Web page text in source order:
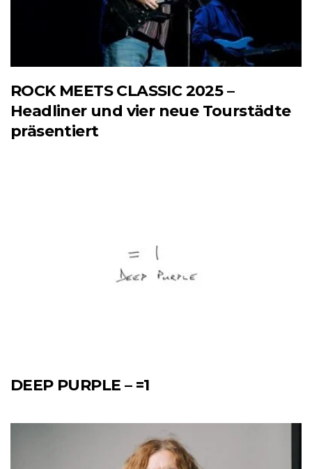
ROCK MEETS CLASSIC 2025 –
Headliner und vier neue Tourstädte
präsentiert
DEEP PURPLE – =1